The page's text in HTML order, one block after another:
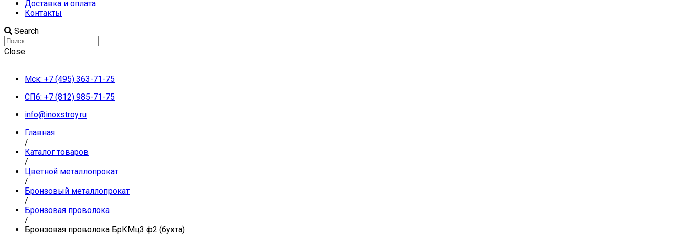
Доставка и оплата
Контакты
Search
Close
Мск: +7 (495) 363-71-75
СПб: +7 (812) 985-71-75
info@inoxstroy.ru
Главная
/
Каталог товаров
/
Цветной металлопрокат
/
Бронзовый металлопрокат
/
Бронзовая проволока
/
Бронзовая проволока БрКМц3 ф2 (бухта)